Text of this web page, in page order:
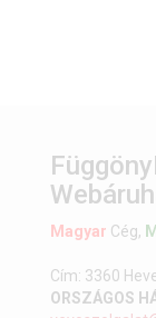
Magyar Cég,
Cím: 3360
ORSZÁGOS